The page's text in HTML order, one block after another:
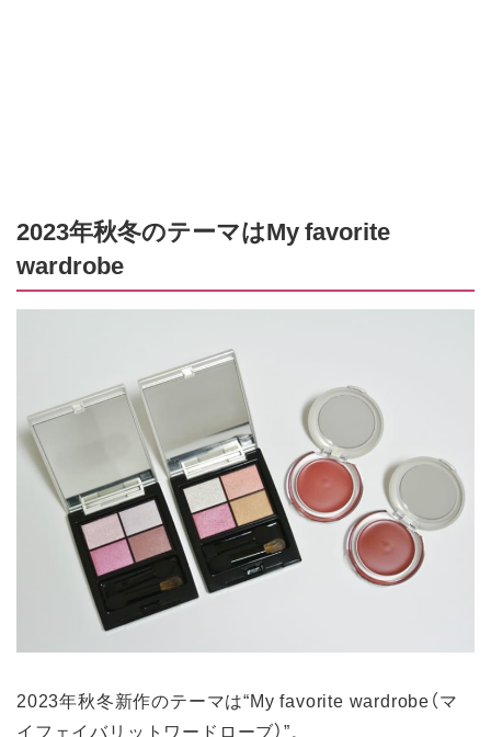
2023年秋冬のテーマはMy favorite
wardrobe
2023年秋冬新作のテーマは“My favorite wardrobe（マ
イフェイバリットワードローブ）”。